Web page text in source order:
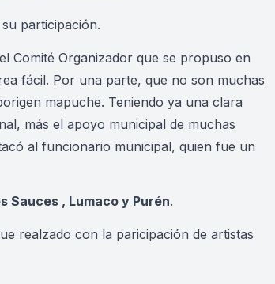
participación.
Comité Organizador que se propuso en
fácil. Por una parte, que no son muchas
mapuche. Teniendo ya una clara
más el apoyo municipal de muchas
al funcionario municipal, quien fue un
Sauces , Lumaco y Purén.
realzado con la paricipación de artistas